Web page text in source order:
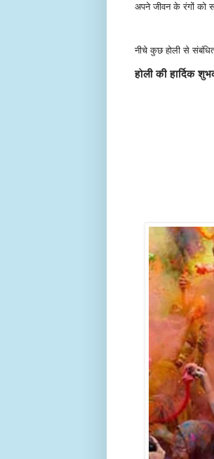
अपने जीवन के रंगों को
नीचे कुछ होली से
होली की हार्दिक